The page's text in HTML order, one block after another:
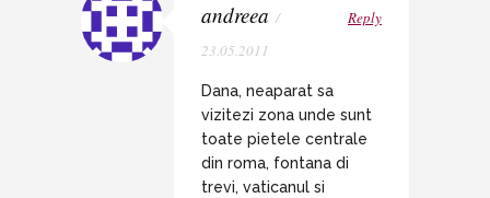
andreea /
23.05.2011
Reply
Dana, neaparat sa
vizitezi zona unde sunt
toate pietele centrale
din roma, fontana di
trevi, vaticanul si